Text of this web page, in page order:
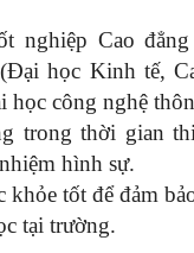
nghiệp Cao
học Kinh tế,
học công nghệ
trong thời gian
hình sự.
khỏe tốt để đảm
tại trường.